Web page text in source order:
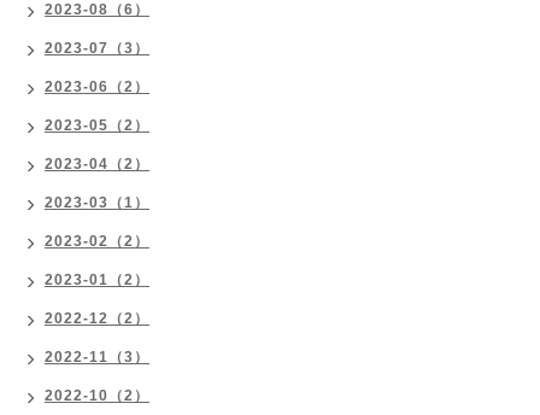
2023-08（6）
2023-07（3）
2023-06（2）
2023-05（2）
2023-04（2）
2023-03（1）
2023-02（2）
2023-01（2）
2022-12（2）
2022-11（3）
2022-10（2）